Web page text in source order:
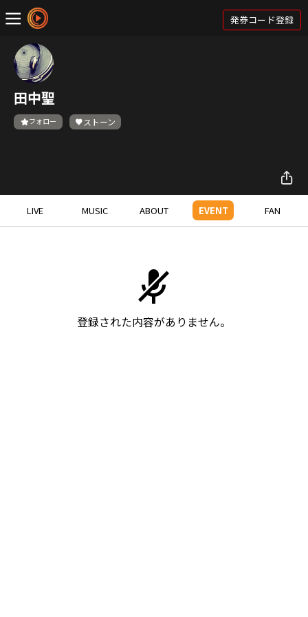
発券コード登録
田中聖
フォロー ストーン
LIVE MUSIC ABOUT EVENT FAN
登録された内容がありません。